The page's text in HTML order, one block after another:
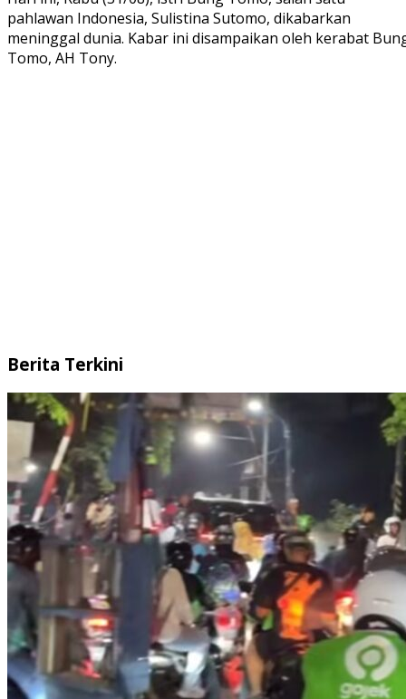
pahlawan Indonesia, Sulistina Sutomo, dikabarkan
meninggal dunia. Kabar ini disampaikan oleh kerabat
Tomo, AH Tony.
Berita Terkini